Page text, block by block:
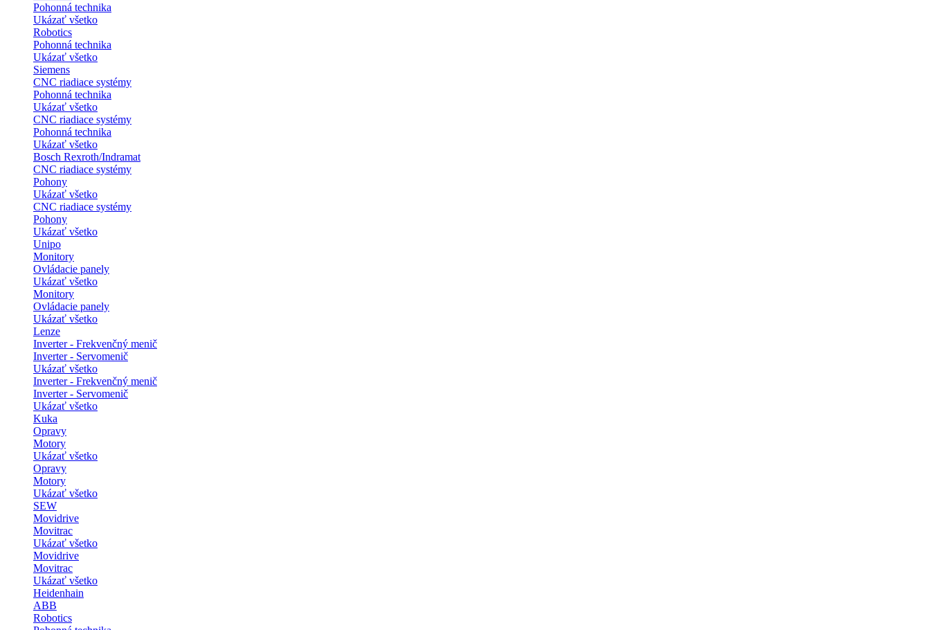
Pohonná technika
Ukázať všetko
Robotics
Pohonná technika
Ukázať všetko
Siemens
CNC riadiace systémy
Pohonná technika
Ukázať všetko
CNC riadiace systémy
Pohonná technika
Ukázať všetko
Bosch Rexroth/Indramat
CNC riadiace systémy
Pohony
Ukázať všetko
CNC riadiace systémy
Pohony
Ukázať všetko
Unipo
Monitory
Ovládacie panely
Ukázať všetko
Monitory
Ovládacie panely
Ukázať všetko
Lenze
Inverter - Frekvenčný menič
Inverter - Servomenič
Ukázať všetko
Inverter - Frekvenčný menič
Inverter - Servomenič
Ukázať všetko
Kuka
Opravy
Motory
Ukázať všetko
Opravy
Motory
Ukázať všetko
SEW
Movidrive
Movitrac
Ukázať všetko
Movidrive
Movitrac
Ukázať všetko
Heidenhain
ABB
Robotics